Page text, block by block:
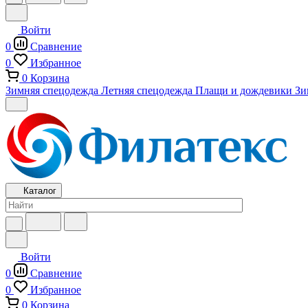
Войти
0
Сравнение
0
Избранное
0 Корзина
Зимняя спецодежда Летняя спецодежда Плащи и дождевики
Каталог
Войти
0
Сравнение
0
Избранное
0 Корзина